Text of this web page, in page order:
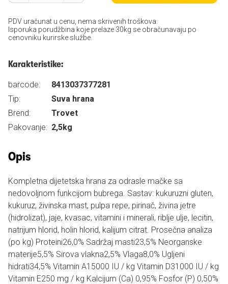
PDV uračunat u cenu, nema skrivenih troškova.
Isporuka porudžbina koje prelaze 30kg se obračunavaju po
cenovniku kurirske službe.
Karakteristike:
barcode:
8413037377281
Tip:
Suva hrana
Brend:
Trovet
Pakovanje: 2,5kg
Opis
Kompletna dijetetska hrana za odrasle mačke sa
nedovoljnom funkcijom bubrega. Sastav: kukuruzni gluten,
kukuruz, živinska mast, pulpa repe, pirinač, živina jetre
(hidrolizat), jaje, kvasac, vitamini i minerali, riblje ulje, lecitin,
natrijum hlorid, holin hlorid, kalijum citrat. Prosečna analiza
(po kg) Proteini26,0% Sadržaj masti23,5% Neorganske
materije5,5% Sirova vlakna2,5% Vlaga8,0% Ugljeni
hidrati34,5% Vitamin A15000 IU / kg Vitamin D31000 IU / kg
Vitamin E250 mg / kg Kalcijum (Ca) 0,95% Fosfor (P) 0,50%